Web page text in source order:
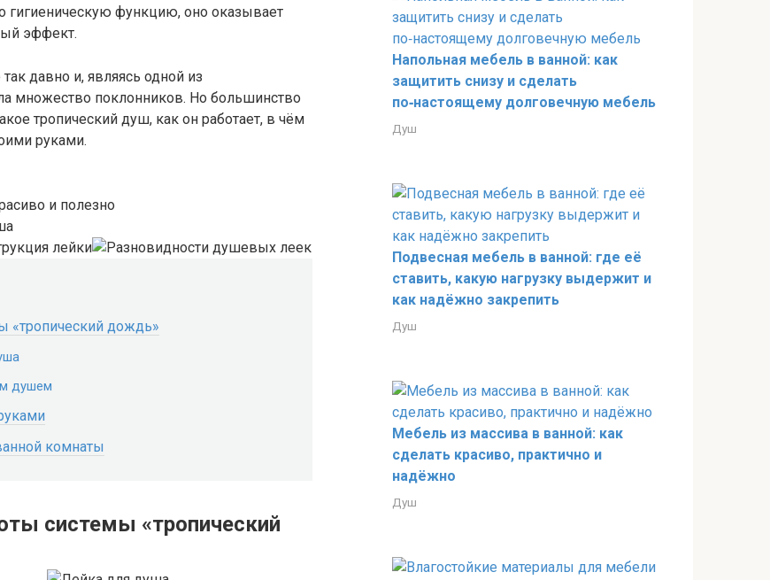
гигиеническую функцию, оно оказывает
эффект.
давно и, являясь одной из
множество поклонников. Но большинство
тропический душ, как он работает, в чём
руками.
«тропический дождь»
душем
комнаты
системы «тропический
Напольная мебель в ванной: как
защитить снизу и сделать
по‑настоящему долговечную мебель
Душ
Подвесная мебель в ванной: где её
ставить, какую нагрузку выдержит и
как надёжно закрепить
Душ
Мебель из массива в ванной: как
сделать красиво, практично и
надёжно
Душ